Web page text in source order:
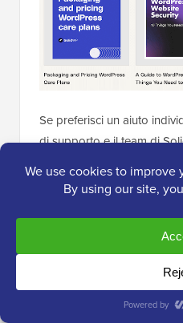
Se preferisci un aiuto
di supporto e il team di
Recensione Solid
Se hai appena iniziato o
scaricare la versione lite di
WordPress.org. Questo
con sei diversi modelli di